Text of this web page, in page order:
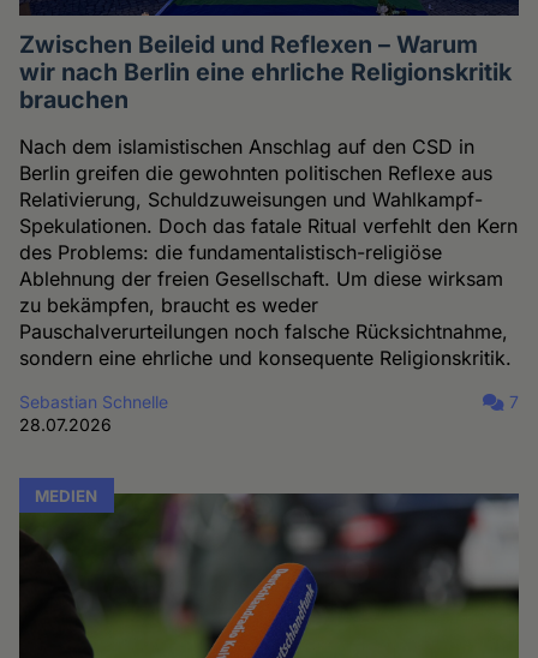
Zwischen Beileid und Reflexen – Warum
wir nach Berlin eine ehrliche Religionskritik
brauchen
Nach dem islamistischen Anschlag auf den CSD in
Berlin greifen die gewohnten politischen Reflexe aus
Relativierung, Schuldzuweisungen und Wahlkampf-
Spekulationen. Doch das fatale Ritual verfehlt den Kern
des Problems: die fundamentalistisch-religiöse
Ablehnung der freien Gesellschaft. Um diese wirksam
zu bekämpfen, braucht es weder
Pauschalverurteilungen noch falsche Rücksichtnahme,
sondern eine ehrliche und konsequente Religionskritik.
Sebastian Schnelle
28.07.2026
7
MEDIEN